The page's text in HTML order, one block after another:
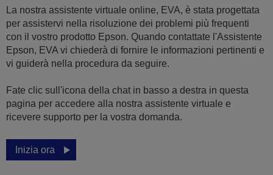
La nostra assistente virtuale online, EVA, è stata progettata
per assistervi nella risoluzione dei problemi più frequenti
con il vostro prodotto Epson. Quando contattate l'Assistente
Epson, EVA vi chiederà di fornire le informazioni pertinenti e
vi guiderà nella procedura da seguire.
Fate clic sull'icona della chat in basso a destra in questa
pagina per accedere alla nostra assistente virtuale e
ricevere supporto per la vostra domanda.
Inizia ora